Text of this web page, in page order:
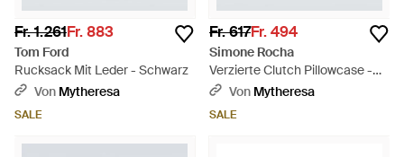
Fr. 1.261Fr. 883
Tom Ford
Rucksack Mit Leder - Schwarz
Von Mytheresa
SALE
Fr. 617Fr. 494
Simone Rocha
Verzierte Clutch Pillowcase -
Schwarz
Von Mytheresa
SALE